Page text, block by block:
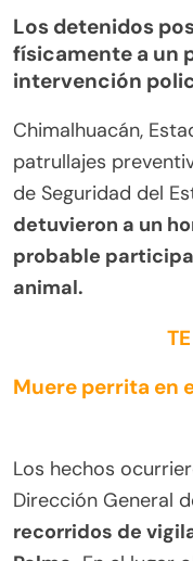
Los detenidos
físicamente a un
intervención
Chimalhuacán,
patrullajes
de Seguridad del
detuvieron a un
probable
animal.
Muere perrita en
Los hechos
Dirección General
recorridos de